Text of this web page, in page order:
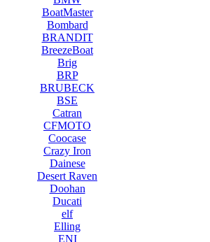
BoatMaster
Bombard
BRANDIT
BreezeBoat
Brig
BRP
BRUBECK
BSE
Catran
CFMOTO
Coocase
Crazy Iron
Dainese
Desert Raven
Doohan
Ducati
elf
Elling
ENI